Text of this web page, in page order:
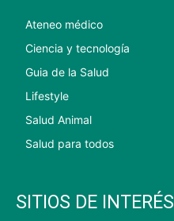
Ateneo médico
Ciencia y tecnología
Guia de la Salud
Lifestyle
Salud Animal
Salud para todos
SITIOS DE INTERÉS